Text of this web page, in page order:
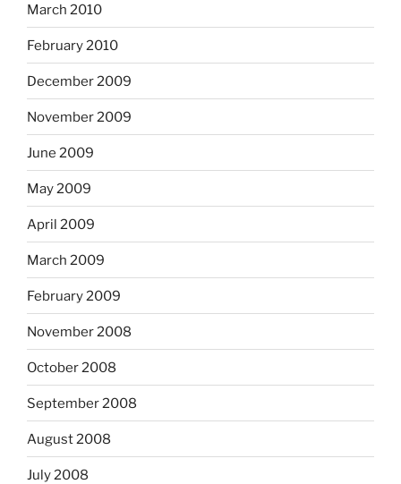
March 2010
February 2010
December 2009
November 2009
June 2009
May 2009
April 2009
March 2009
February 2009
November 2008
October 2008
September 2008
August 2008
July 2008